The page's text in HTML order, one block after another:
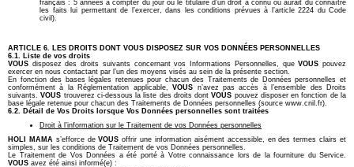
français : 5 années à compter du jour où le titulaire d’un droit a connu ou aurait dû connaître
les faits lui permettant de l’exercer, dans les conditions prévues à l’article 2224 du Code
civil).
ARTICLE 6. LES DROITS DONT VOUS DISPOSEZ SUR VOS DONNÉES PERSONNELLES
6.1. Liste de vos droits
VOUS disposez des droits suivants concernant vos Informations Personnelles, queVOUS pouvez
exercer en nous contactant par l’un des moyens visés au sein de la présente section.
En fonction des bases légales retenues pour chacun des Traitements de Données personnelles et
conformément à la Réglementation applicable,VOUS n’avez pas accès à l’ensemble des Droits
suivants.VOUS trouverez ci-dessous la liste des droits dontVOUS pouvez disposer en fonction de la
base légale retenue pour chacun des Traitements de Données personnelles (source www.cnil.fr).
6.2. Détail de Vos Droits lorsque Vos Données personnelles sont traitées
Droit à l’information sur le Traitement de vos Données personnelles
HOLI MAMA s’efforce deVOUS offrir une information aisément accessible, en des termes clairs et
simples, sur les conditions de Traitement de vos Données personnelles.
Le Traitement de Vos Données a été porté à Votre connaissance lors de la fourniture du Service.
VOUS avez été ainsi informé(e) :